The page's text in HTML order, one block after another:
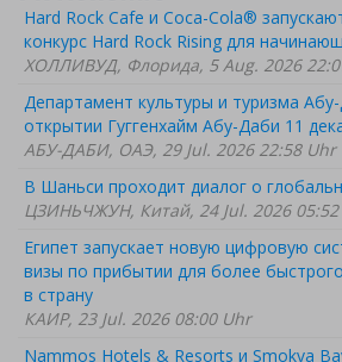
Hard Rock Cafe и Coca-Cola®
конкурс Hard Rock Rising для
ХОЛЛИВУД, Флорида, 5 Aug. 2026
Департамент культуры и туризма
открытии Гуггенхайм Абу-Даби 11
АБУ-ДАБИ, ОАЭ, 29 Jul. 2026 22:58 Uhr
В Шаньси проходит диалог о
ЦЗИНЬЧЖУН, Китай, 24 Jul. 2026
Египет запускает новую цифровую
визы по прибытии для более
в страну
КАИР, 23 Jul. 2026 08:00 Uhr
Nammos Hotels & Resorts и Smokva